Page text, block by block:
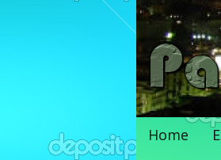
Vai
contenuto
Home